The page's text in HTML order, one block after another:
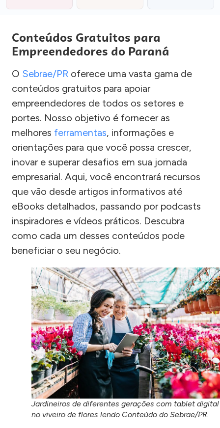
Conteúdos Gratuitos para
Empreendedores do Paraná
O Sebrae/PR oferece uma vasta gama de
conteúdos gratuitos para apoiar
empreendedores de todos os setores e
portes. Nosso objetivo é fornecer as
melhores ferramentas, informações e
orientações para que você possa crescer,
inovar e superar desafios em sua jornada
empresarial. Aqui, você encontrará recursos
que vão desde artigos informativos até
eBooks detalhados, passando por podcasts
inspiradores e vídeos práticos. Descubra
como cada um desses conteúdos pode
beneficiar o seu negócio.
Jardineiros de diferentes gerações com tablet digital
no viveiro de flores lendo Conteúdo do Sebrae/PR.